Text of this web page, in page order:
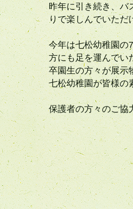
昨年に引き続き、バ
りで楽しんでいただ
今年は七松幼稚園の
方にも足を運んでい
卒園生の方々が展示
七松幼稚園が皆様の
保護者の方々のご協